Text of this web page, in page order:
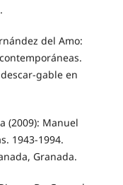
del Amo:
gable en
(2009): Manuel
1943-1994.
Granada.